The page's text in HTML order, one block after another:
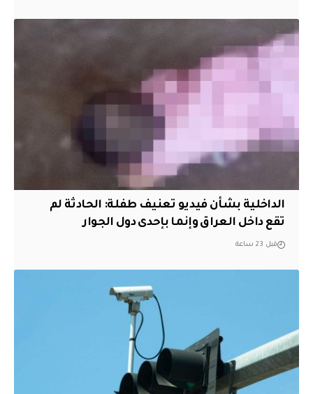
الداخلية بشأن فيديو تعنيف طفلة: الحادثة لم
تقع داخل العراق وإنما بإحدى دول الجوار
قبل 23 ساعة